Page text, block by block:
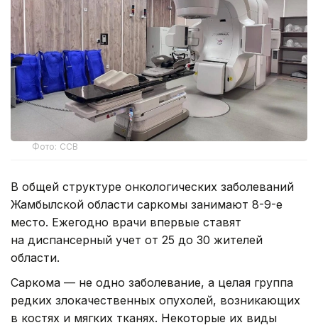
Фото: ССВ
В общей структуре онкологических заболеваний
Жамбылской области саркомы занимают 8-9-е
место. Ежегодно врачи впервые ставят
на диспансерный учет от 25 до 30 жителей
области.
Саркома — не одно заболевание, а целая группа
редких злокачественных опухолей, возникающих
в костях и мягких тканях. Некоторые их виды